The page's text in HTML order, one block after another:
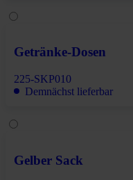
Getränke-Dosen
225-SKP010
Demnächst lieferbar
Gelber Sack